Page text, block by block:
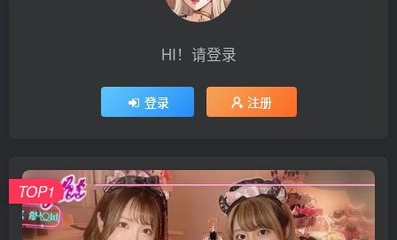
HI！请登录
登录 注册
TOP1